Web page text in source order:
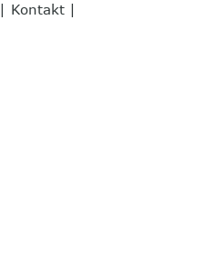
| Kontakt |